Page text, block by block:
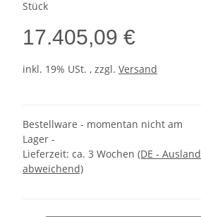
Stück
17.405,09 €
inkl. 19% USt. , zzgl. Versand
Bestellware - momentan nicht am
Lager -
Lieferzeit: ca. 3 Wochen (DE - Ausland
abweichend)